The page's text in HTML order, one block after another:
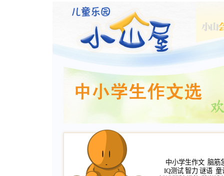
中小学生作文 脑筋
IQ测试 智力 谜语 童